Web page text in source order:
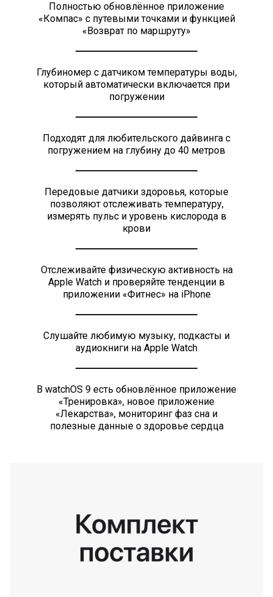
Полностью обновлённое приложение
«Компас» с путевыми точками и функцией
«Возврат по маршруту»
Глубиномер с датчиком температуры воды,
который автоматически включается при
погружении
Подходят для любительского дайвинга с
погружением на глубину до 40 метров
Передовые датчики здоровья, которые
позволяют отслеживать температуру,
измерять пульс и уровень кислорода в
крови
Отслеживайте физическую активность на
Apple Watch и проверяйте тенденции в
приложении «Фитнес» на iPhone
Слушайте любимую музыку, подкасты и
аудиокниги на Apple Watch
В watchOS 9 есть обновлённое приложение
«Тренировка», новое приложение
«Лекарства», мониторинг фаз сна и
полезные данные о здоровье сердца